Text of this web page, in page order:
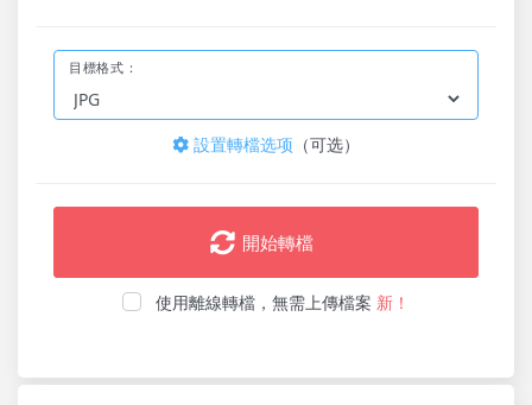
目標格式：
設置轉檔选项 （可选）
開始轉檔
使用離線轉檔，無需上傳檔案 新！